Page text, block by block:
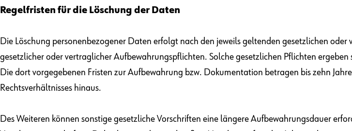
Regelfristen für die Löschung der Daten
Die Löschung personenbezogener Daten erfolgt nach den jeweils geltenden gesetzlichen
gesetzlicher oder vertraglicher Aufbewahrungspflichten. Solche gesetzlichen Pflichten
Die dort vorgegebenen Fristen zur Aufbewahrung bzw. Dokumentation betragen bis zehn
Rechtsverhältnisses hinaus.
Des Weiteren können sonstige gesetzliche Vorschriften eine längere Aufbewahrungsdauer